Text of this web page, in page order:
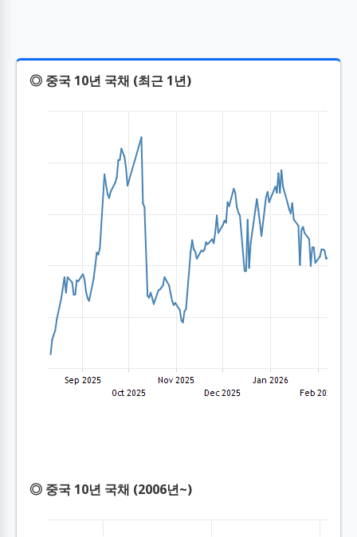
◎ 중국 10년 국채 (최근 1년)
◎ 중국 10년 국채 (2006년~)